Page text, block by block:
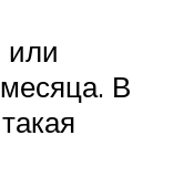
или
В